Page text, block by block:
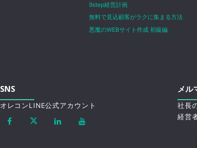
9step経営計画
無料で見込顧客がラクに集まる方法
悪魔のWEBサイト作成 初級編
SNS
オレコンLINE公式アカウント
メル
社長
経営